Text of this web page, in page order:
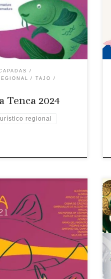
ejes centrales la
pesca, concurso
la tenca de oro. Se
la Mancomunidad […]
TAJO
Tenca 2024
regional
Fiesta declarada de
Localidad: Celebración
Tencas de Oro:
celador en el
de Cáceres,
el confinamiento.
Presidenta de la